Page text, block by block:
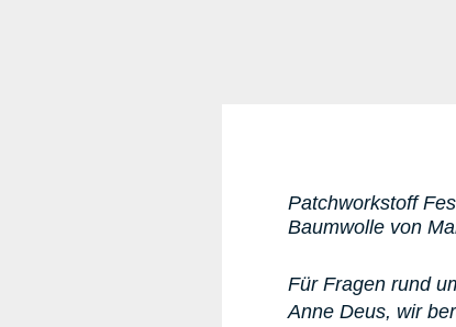
Patchworkstoff
Baumwolle von
Für Fragen rund
Anne Deus, wir